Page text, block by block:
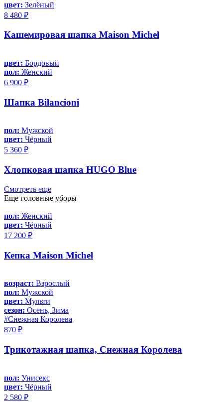
цвет: Зелёный
8 480 ₽
Кашемировая шапка Maison Michel
цвет: Бордовый
пол: Женский
6 900 ₽
Шапка Bilancioni
пол: Мужской
цвет: Чёрный
5 360 ₽
Хлопковая шапка HUGO Blue
Смотреть еще
Еще головные уборы
пол: Женский
цвет: Чёрный
17 200 ₽
Кепка Maison Michel
возраст: Взрослый
пол: Мужской
цвет: Мульти
сезон: Осень, Зима
#Снежная Королева
870 ₽
Трикотажная шапка, Снежная Королева
пол: Унисекс
цвет: Чёрный
2 580 ₽